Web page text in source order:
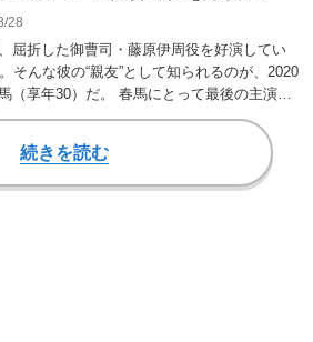
28
屈折した御曹司・藤原伊周役を好演してい
そんな彼の“親友”として知られるのが、2020
（享年30）だ。 春馬にとって最後の主演映
続きを読む